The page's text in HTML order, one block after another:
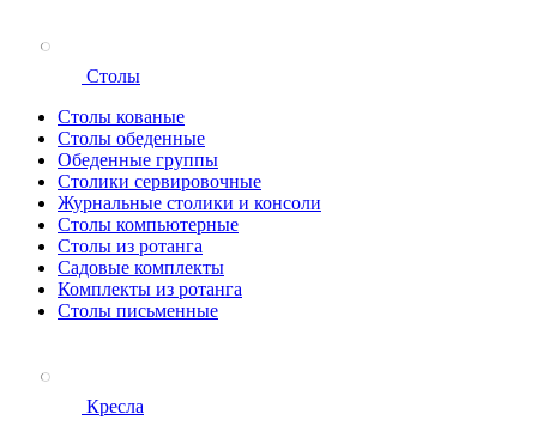
Столы
Столы кованые
Столы обеденные
Обеденные группы
Столики сервировочные
Журнальные столики и консоли
Столы компьютерные
Столы из ротанга
Садовые комплекты
Комплекты из ротанга
Столы письменные
Кресла